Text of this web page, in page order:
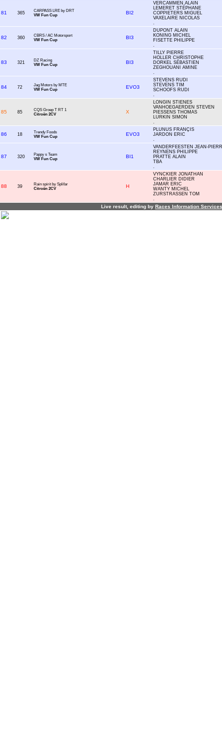
81 365
CARPASS LRE by DRT
VW Fun Cup
BI2
VERCAMMEN ALAIN
LEMERET STÉPHANE
COPPIETERS MIGUEL
VAXELAIRE NICOLAS
.
82 360
CBRS / AC Motorsport
VW Fun Cup
BI3
DUPONT ALAIN
KONING MICHEL
FISETTE PHILIPPE
.
83 321
DZ Racing
VW Fun Cup
BI3
TILLY PIERRE
HOLLER CHRISTOPHE
DORKEL SÉBASTIEN
ZEGHOUANI AMINE
.
84 72
Jag Motors by MTE
VW Fun Cup
EVO3
STEVENS RUDI
STEVENS TIM
SCHOOFS RUDI
.
85 85
CQS Groep T RT 1
Citroën 2CV
X
LONGIN STIENES
VANHOEGAERDEN STEVEN
PIESSENS THOMAS
LURKIN SIMON
.
86 18
Trendy Foods
VW Fun Cup
EVO3
PLUNUS FRANÇIS
JARDON ERIC
.
87 320
Pappy s Team
VW Fun Cup
BI1
VANDERFEESTEN JEAN-
REYNENS PHILIPPE
PRATTE ALAIN
TBA
.
88 39
Rain spirit by Splifar
Citroën 2CV
H
VYNCKIER JONATHAN
CHARLIER DIDIER
JAMAR ERIC
WANTY MICHEL
ZURSTRASSEN TOM
.
Live result, editing by Races Information Services